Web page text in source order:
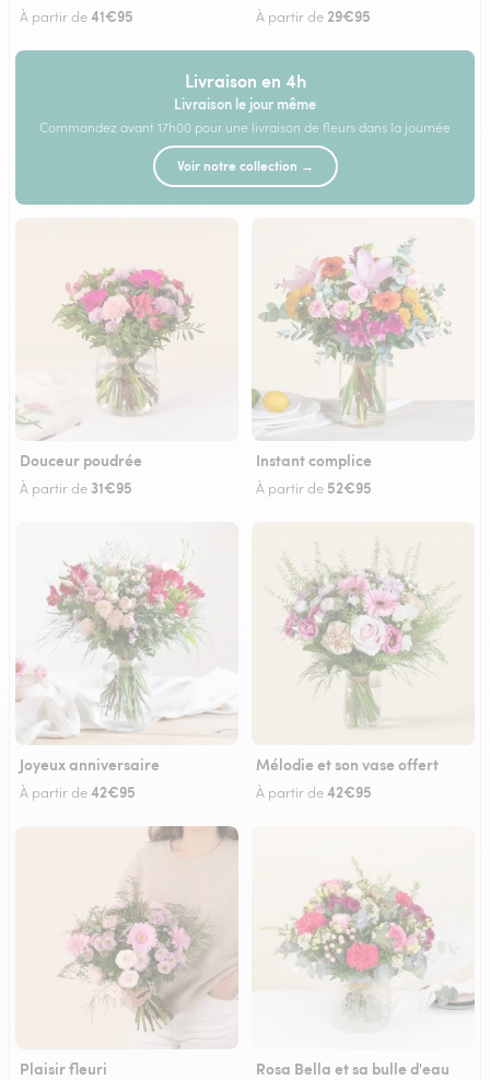
À partir de41€95 À partir de29€95
Livraison en 4h
Livraison le jour même
Commandez avant 17h00 pour une livraison de fleurs dans la journée
Voir notre collection →
Douceur poudrée
À partir de 31€95
Instant complice
À partir de 52€95
Joyeux anniversaire
À partir de42€95
Mélodie et son vase offert
À partir de42€95
Plaisir fleuri Rosa Bella et sa bulle d'eau